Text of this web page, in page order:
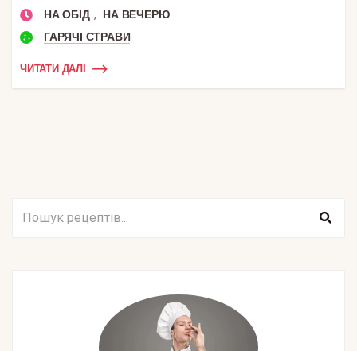
НА ОБІД ,
НА ВЕЧЕРЮ
ГАРЯЧІ СТРАВИ
ЧИТАТИ ДАЛІ